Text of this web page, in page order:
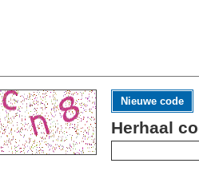
Nieuwe code
Herhaal